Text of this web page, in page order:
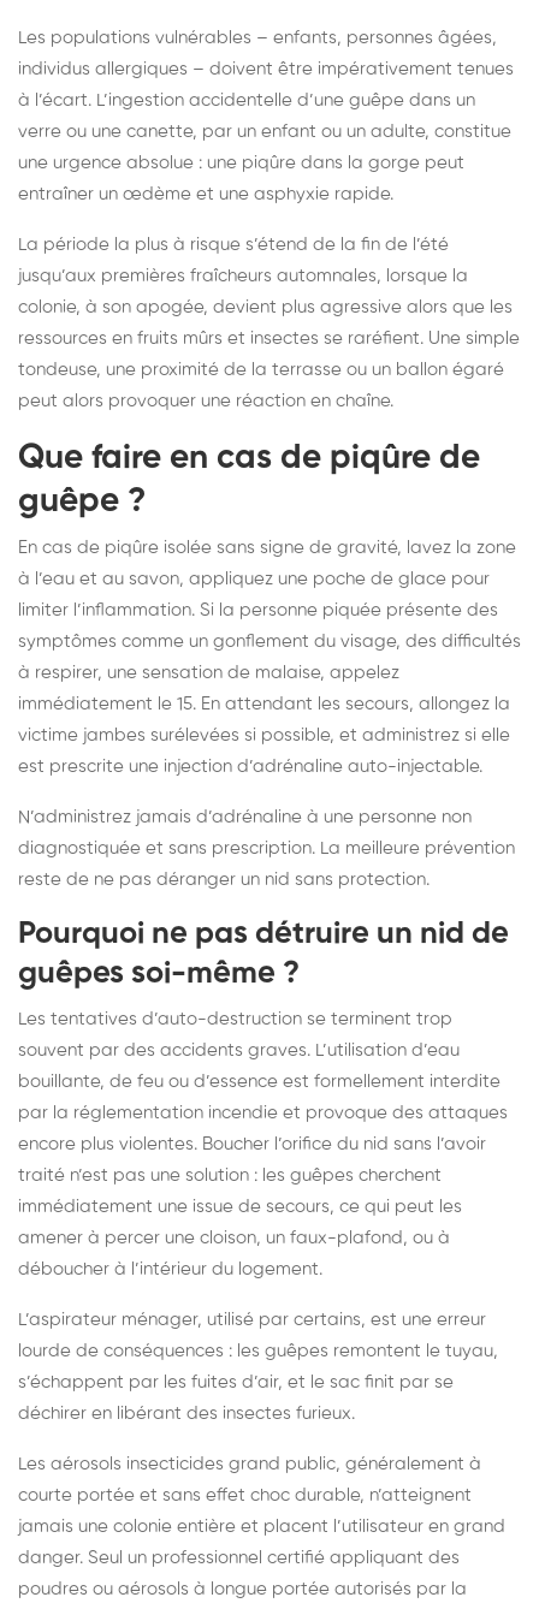
Les populations vulnérables – enfants, personnes âgées,
individus allergiques – doivent être impérativement tenues
à l’écart. L’ingestion accidentelle d’une guêpe dans un
verre ou une canette, par un enfant ou un adulte, constitue
une urgence absolue : une piqûre dans la gorge peut
entraîner un œdème et une asphyxie rapide.
La période la plus à risque s’étend de la fin de l’été
jusqu’aux premières fraîcheurs automnales, lorsque la
colonie, à son apogée, devient plus agressive alors que les
ressources en fruits mûrs et insectes se raréfient. Une simple
tondeuse, une proximité de la terrasse ou un ballon égaré
peut alors provoquer une réaction en chaîne.
Que faire en cas de piqûre de
guêpe ?
En cas de piqûre isolée sans signe de gravité, lavez la zone
à l’eau et au savon, appliquez une poche de glace pour
limiter l’inflammation. Si la personne piquée présente des
symptômes comme un gonflement du visage, des difficultés
à respirer, une sensation de malaise, appelez
immédiatement le 15. En attendant les secours, allongez la
victime jambes surélevées si possible, et administrez si elle
est prescrite une injection d’adrénaline auto-injectable.
N’administrez jamais d’adrénaline à une personne non
diagnostiquée et sans prescription. La meilleure prévention
reste de ne pas déranger un nid sans protection.
Pourquoi ne pas détruire un nid de
guêpes soi-même ?
Les tentatives d’auto-destruction se terminent trop
souvent par des accidents graves. L’utilisation d’eau
bouillante, de feu ou d’essence est formellement interdite
par la réglementation incendie et provoque des attaques
encore plus violentes. Boucher l’orifice du nid sans l’avoir
traité n’est pas une solution : les guêpes cherchent
immédiatement une issue de secours, ce qui peut les
amener à percer une cloison, un faux-plafond, ou à
déboucher à l’intérieur du logement.
L’aspirateur ménager, utilisé par certains, est une erreur
lourde de conséquences : les guêpes remontent le tuyau,
s’échappent par les fuites d’air, et le sac finit par se
déchirer en libérant des insectes furieux.
Les aérosols insecticides grand public, généralement à
courte portée et sans effet choc durable, n’atteignent
jamais une colonie entière et placent l’utilisateur en grand
danger. Seul un professionnel certifié appliquant des
poudres ou aérosols à longue portée autorisés par la